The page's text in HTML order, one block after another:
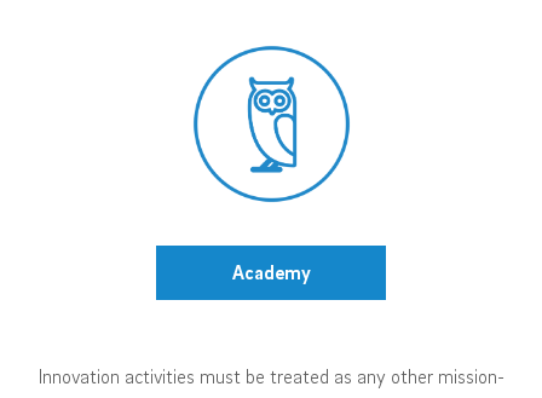
Academy
Innovation activities must be treated as any other mission-